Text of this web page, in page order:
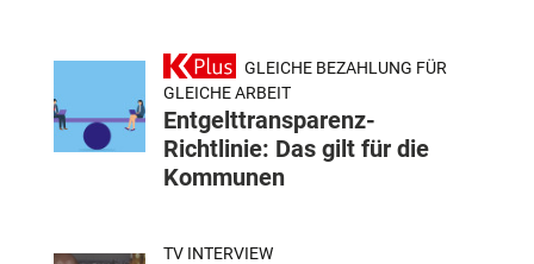
GLEICHE BEZAHLUNG FÜR
GLEICHE ARBEIT
Entgelttransparenz-
Richtlinie: Das gilt für die
Kommunen
TV INTERVIEW